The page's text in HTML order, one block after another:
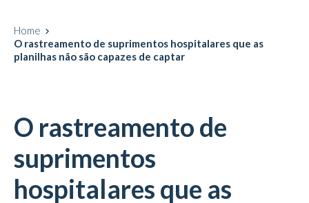
Home
O rastreamento de suprimentos hospitalares que as
planilhas não são capazes de captar
O rastreamento de
suprimentos
hospitalares que as